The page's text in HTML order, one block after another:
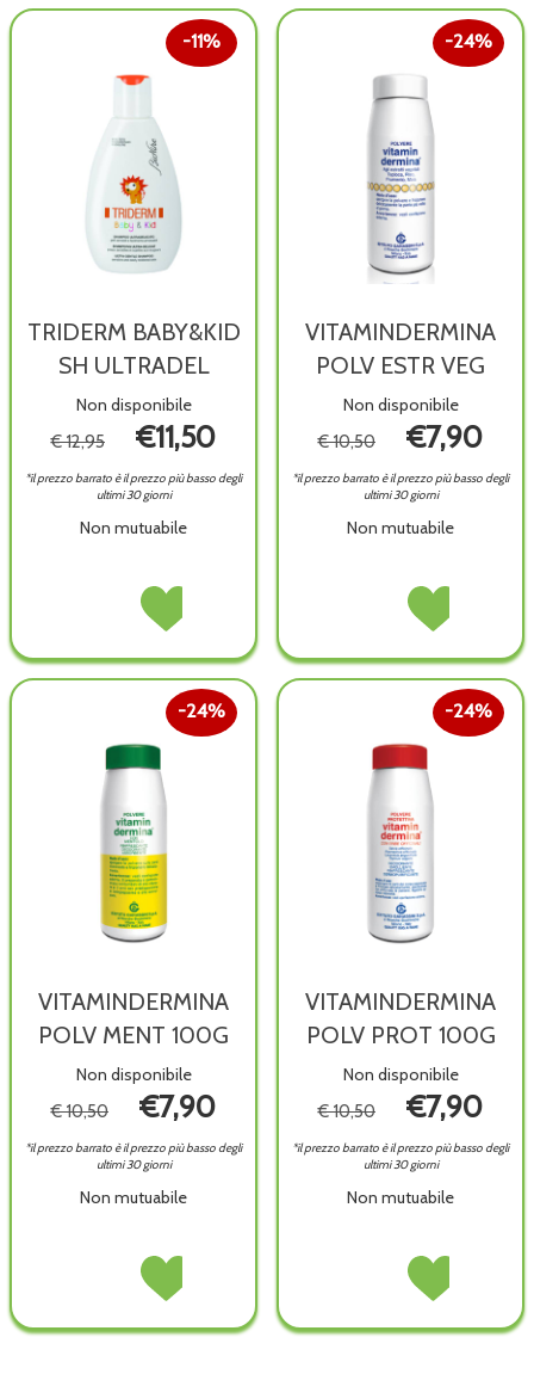
disponibile
è
wishlist
TRIDERM BABY&KID
SH ULTRADEL
Non disponibile
11%
€ 12,95 €11,50
*il prezzo barrato è il prezzo più basso degli
ultimi 30 giorni
Non mutuabile
TRIDERM
BABY&KID
ULTRADEL non
Acquista TRIDERM
BABY&KID
ULTRADEL alla
wishlist
VITAMINDERMINA
POLV ESTR VEG
Non disponibile
24%
€ 10,50 €7,90
*il prezzo barrato è il prezzo più basso degli
ultimi 30 giorni
Non mutuabile
VITAMINDERMINA
VEG non
Acquista
POLV
VEG alla
wishlist
VITAMINDERMINA
POLV MENT 100G
Non disponibile
24%
€ 10,50 €7,90
*il prezzo barrato è il prezzo più basso degli
ultimi 30 giorni
Non mutuabile
VITAMINDERMINA
100G non
Acquista VITAMINDERMINA
POLV
100G alla
VITAMINDERMINA
POLV PROT 100G
Non disponibile
24%
€ 10,50 €7,90
*il prezzo barrato è il prezzo più basso degli
ultimi 30 giorni
Non mutuabile
VITAMINDERMINA
100G non
Acquista
POLV
100G alla